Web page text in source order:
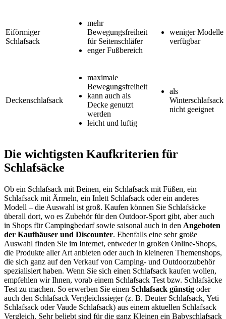
Eiförmiger
Schlafsack
mehr
Bewegungsfreiheit
für Seitenschläfer
enger Fußbereich
weniger Modelle
verfügbar
Deckenschlafsack
maximale
Bewegungsfreiheit
kann auch als
Decke genutzt
werden
leicht und luftig
als
Winterschlafsack
nicht geeignet
Die wichtigsten Kaufkriterien für
Schlafsäcke
Ob ein Schlafsack mit Beinen, ein Schlafsack mit Füßen, ein
Schlafsack mit Ärmeln, ein Inlett Schlafsack oder ein anderes
Modell – die Auswahl ist groß. Kaufen können Sie Schlafsäcke
überall dort, wo es Zubehör für den Outdoor-Sport gibt, aber auch
in Shops für Campingbedarf sowie saisonal auch in den Angeboten
der Kaufhäuser und Discounter. Ebenfalls eine sehr große
Auswahl finden Sie im Internet, entweder in großen Online-Shops,
die Produkte aller Art anbieten oder auch in kleineren Themenshops,
die sich ganz auf den Verkauf von Camping- und Outdoorzubehör
spezialisiert haben. Wenn Sie sich einen Schlafsack kaufen wollen,
empfehlen wir Ihnen, vorab einem Schlafsack Test bzw. Schlafsäcke
Test zu machen. So erwerben Sie einen Schlafsack günstig oder
auch den Schlafsack Vergleichssieger (z. B. Deuter Schlafsack, Yeti
Schlafsack oder Vaude Schlafsack) aus einem aktuellen Schlafsack
Vergleich. Sehr beliebt sind für die ganz Kleinen ein Babyschlafsack